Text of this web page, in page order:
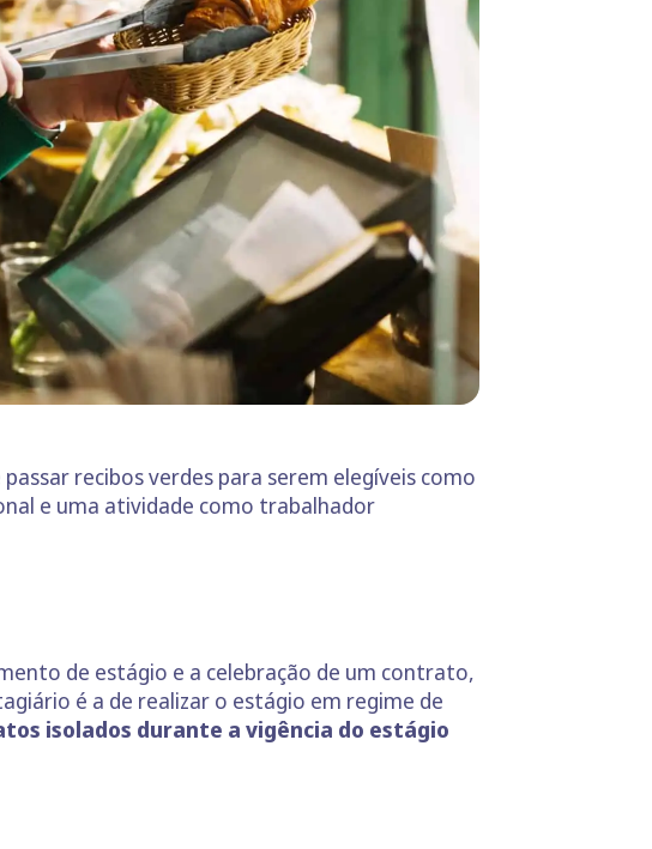
recibos verdes para serem elegíveis como
e uma atividade como trabalhador
de estágio e a celebração de um contrato,
é a de realizar o estágio em regime de
isolados durante a vigência do estágio